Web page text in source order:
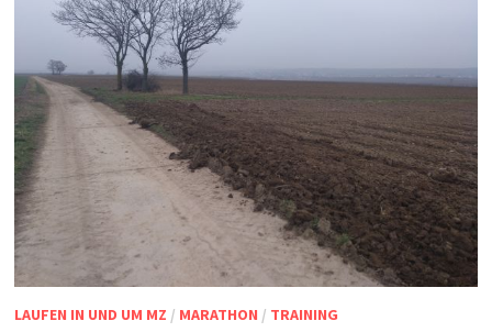
LAUFEN IN UND UM MZ / MARATHON / TRAINING